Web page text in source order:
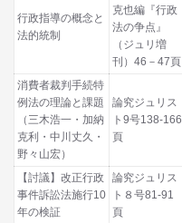
行政指導の概念と
法的統制
克也編『行政
法の争点』
（ジュリ増
刊）46－47頁
消費者裁判手続特
例法の理論と課題
（三木浩一・加納
克利・中川丈久・
野々山宏）
論究ジュリス
ト9号138-166
頁
【討議】改正行政
事件訴訟法施行10
年の検証
論究ジュリス
ト８号81-91
頁